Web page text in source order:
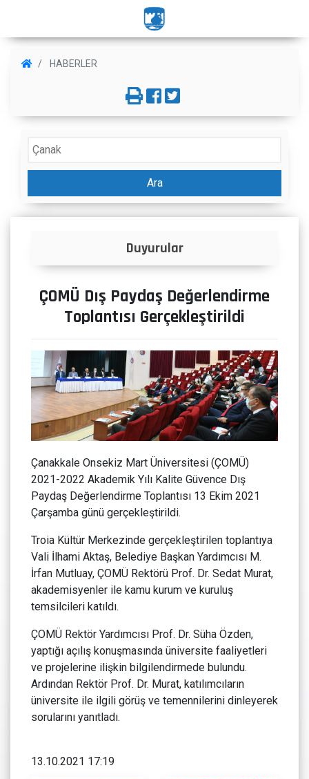
HABERLER
Ara
İlanlar
ÇOMÜ Dış Paydaş Değerlendirme
Toplantısı Gerçekleştirildi
Çanakkale Onsekiz Mart Üniversitesi (ÇOMÜ)
2021-2022 Akademik Yılı Kalite Güvence Dış
Paydaş Değerlendirme Toplantısı 13 Ekim 2021
Çarşamba günü gerçekleştirildi.
Troia Kültür Merkezinde gerçekleştirilen toplantıya
Vali İlhami Aktaş, Belediye Başkan Yardımcısı M.
İrfan Mutluay, ÇOMÜ Rektörü Prof. Dr. Sedat Murat,
akademisyenler ile kamu kurum ve kuruluş
temsilcileri katıldı.
ÇOMÜ Rektör Yardımcısı Prof. Dr. Süha Özden,
yaptığı açılış konuşmasında üniversite faaliyetleri
ve projelerine ilişkin bilgilendirmede bulundu.
Ardından Rektör Prof. Dr. Murat, katılımcıların
üniversite ile ilgili görüş ve temennilerini dinleyerek
sorularını yanıtladı.
13.10.2021 17:19